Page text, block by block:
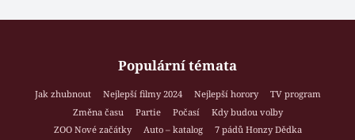
Populární témata
Jak zhubnout Nejlepší filmy 2024 Nejlepší horory
TV program
Změna času
Partie Počasí
Kdy budou volby
ZOO Nové začátky
Auto – katalog
7 pádů Honzy Dědka